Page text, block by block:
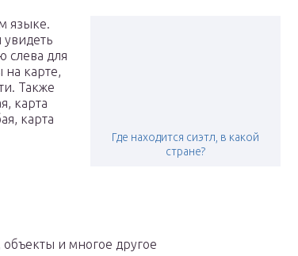
Где находится сиэтл, в какой
стране?
языке.
слева для
на карте,
Также
карта
карта
и многое другое